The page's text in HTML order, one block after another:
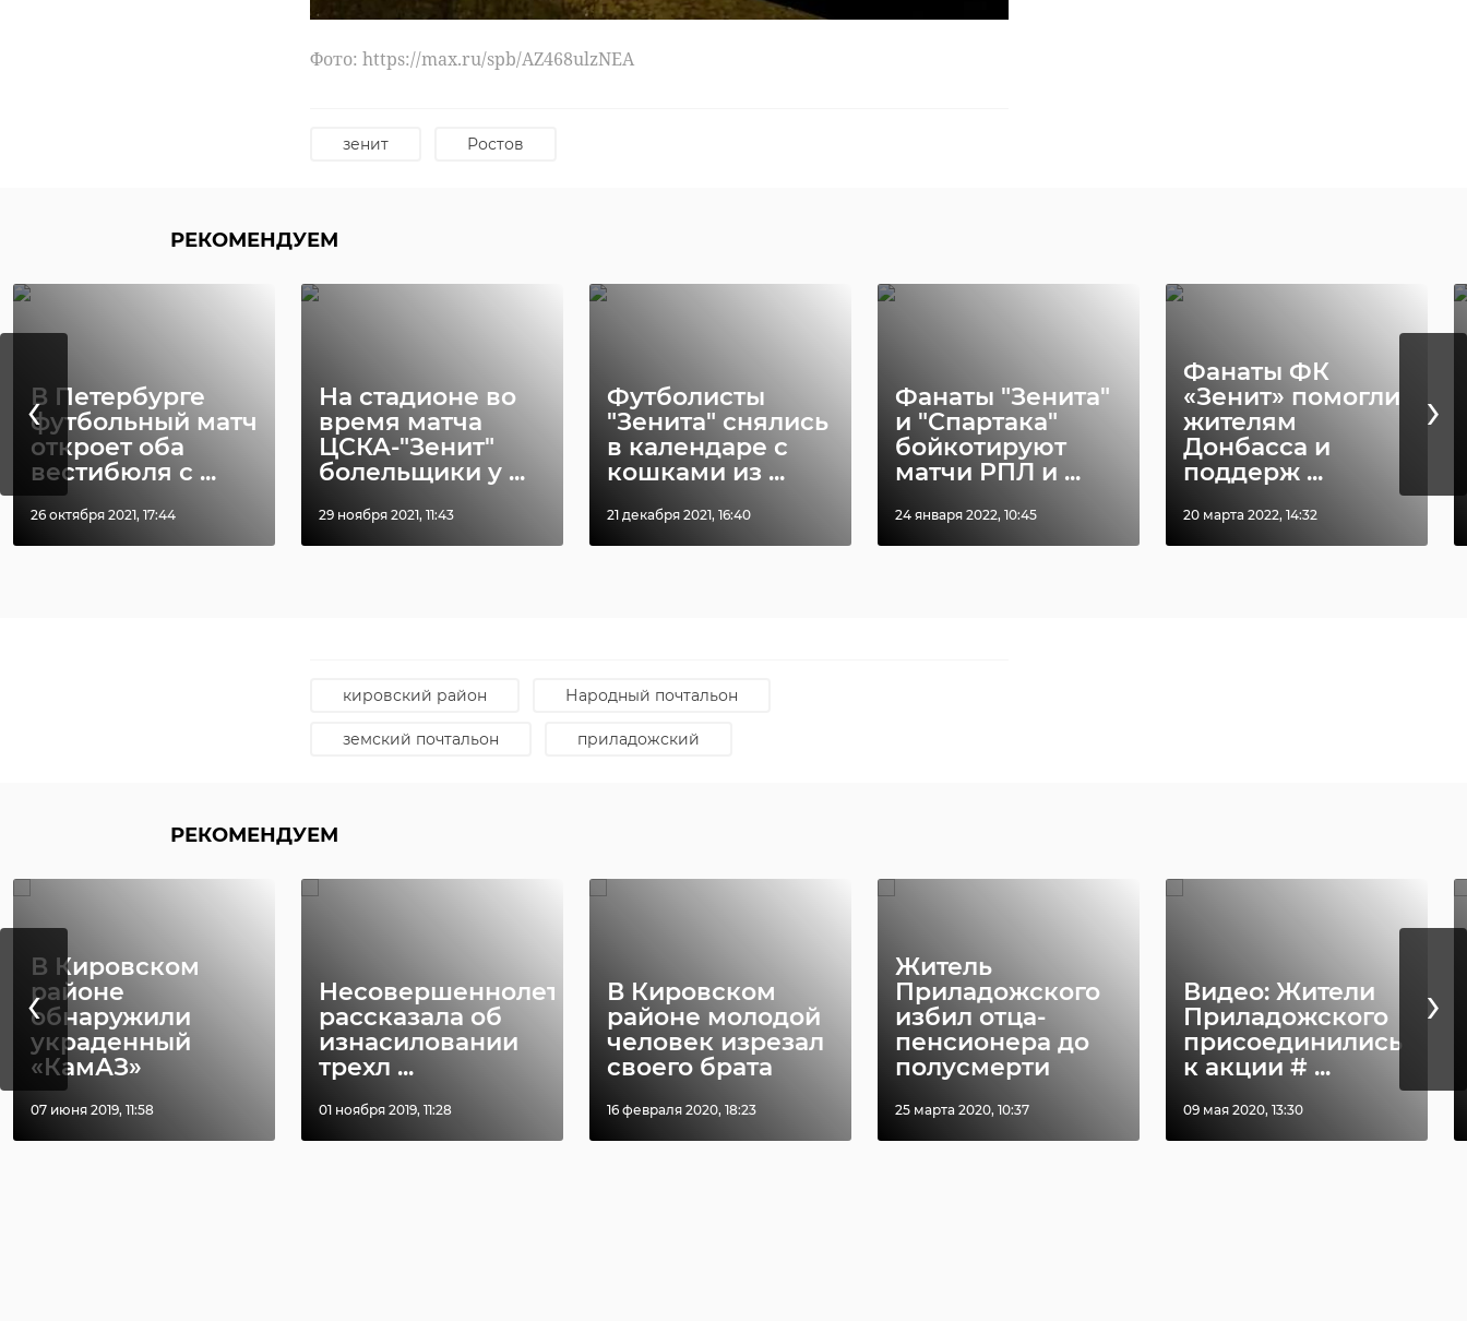
Фото: https://max.ru/spb/AZ468ulzNEA
зенит Ростов
РЕКОМЕНДУЕМ
В Петербурге
футбольный матч
откроет оба
вестибюля с ...
26 октября 2021, 17:44
На стадионе во
время матча
ЦСКА-"Зенит"
болельщики у ...
29 ноября 2021, 11:43
Футболисты
"Зенита" снялись
в календаре с
кошками из ...
21 декабря 2021, 16:40
Фанаты "Зенита"
и "Спартака"
бойкотируют
матчи РПЛ и ...
24 января 2022, 10:45
Фанаты ФК
«Зенит» помогли
жителям
Донбасса и
поддерж ...
20 марта 2022, 14:32
‹ ›
Стартовало народное голосование конкурса "Земский почтальон". В числе финалистов —
ранее определили региональные экспертные комиссии по итогам отборочного этапа.
кировский район Народный почтальон
земский почтальон приладожский
РЕКОМЕНДУЕМ
В Кировском
районе
обнаружили
украденный
«КамАЗ»
07 июня 2019, 11:58
Несовершеннолетняя
рассказала об
изнасиловании
трехл ...
01 ноября 2019, 11:28
В Кировском
районе молодой
человек изрезал
своего брата
16 февраля 2020, 18:23
Житель
Приладожского
избил отца-
пенсионера до
полусмерти
25 марта 2020, 10:37
Видео: Жители
Приладожского
присоединились
к акции # ...
09 мая 2020, 13:30
‹ ›